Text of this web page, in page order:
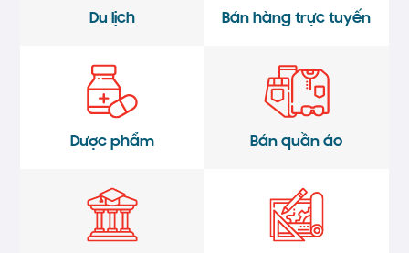
Du lịch Bán hàng trực tuyến
Dược phẩm Bán quần áo